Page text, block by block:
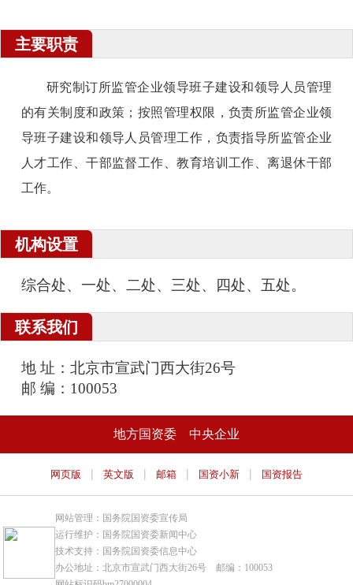
主要职责
研究制订所监管企业领导班子建设和领导人员管理
的有关制度和政策；按照管理权限，负责所监管企业领
导班子建设和领导人员管理工作，负责指导所监管企业
人才工作、干部监督工作、教育培训工作、离退休干部
工作。
机构设置
综合处、一处、二处、三处、四处、五处。
联系我们
地 址：北京市宣武门西大街26号
邮 编：100053
地方国资委 中央企业
网页版 | 英文版 | 邮箱 | 国资小新 | 国资报告
网站管理：国务院国资委宣传局
运行维护：国务院国资委新闻中心
技术支持：国务院国资委信息中心
办公地址：北京市宣武门西大街26号 邮编：100053